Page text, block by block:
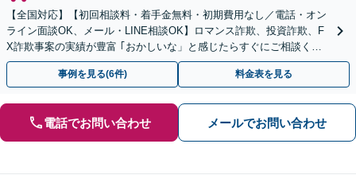
【全国対応】【初回相談料・着手金無料・初期費用なし／電話・オン
ライン面談OK、メール・LINE相談OK】ロマンス詐欺、投資詐欺、F
X詐欺事案の実績が豊富 ｢おかしいな」と感じたらすぐにご相談くだ
さい。
事例を見る(6件) 料金表を見る
電話でお問い合わせ メールでお問い合わせ